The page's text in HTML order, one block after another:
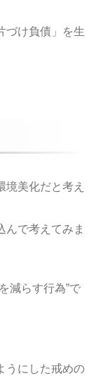
づけ負債」を生
境美化だと考え
んで考えてみま
減らす行為”で
うにした戒めの